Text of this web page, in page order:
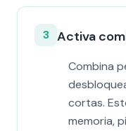
3 Activa
Combina
cortas.
memoria,